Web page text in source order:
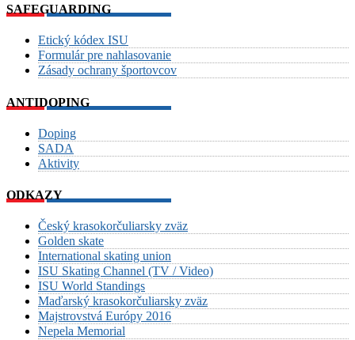
SAFEGUARDING
Etický kódex ISU
Formulár pre nahlasovanie
Zásady ochrany športovcov
ANTIDOPING
Doping
SADA
Aktivity
ODKAZY
Český krasokorčuliarsky zväz
Golden skate
International skating union
ISU Skating Channel (TV / Video)
ISU World Standings
Maďarský krasokorčuliarsky zväz
Majstrovstvá Európy 2016
Nepela Memorial